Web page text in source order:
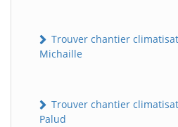
Trouver chantier
Michaille
Trouver chantier
Palud